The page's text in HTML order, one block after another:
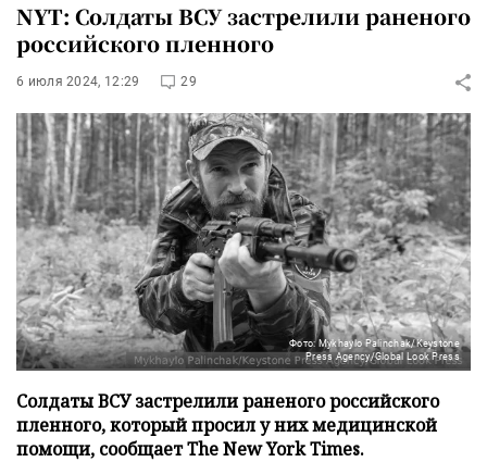
NYT: Солдаты ВСУ застрелили раненого
российского пленного
6 июля 2024, 12:29 29
Фото: Mykhaylo Palinchak/Keystone
Press Agency/Global Look Press
Солдаты ВСУ застрелили раненого российского
пленного, который просил у них медицинской
помощи, сообщает The New York Times.